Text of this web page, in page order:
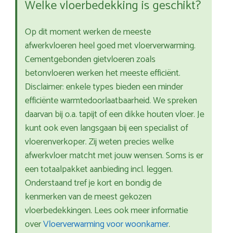
Welke vloerbedekking is geschikt?
Op dit moment werken de meeste
afwerkvloeren heel goed met vloerverwarming.
Cementgebonden gietvloeren zoals
betonvloeren werken het meeste efficiënt.
Disclaimer: enkele types bieden een minder
efficiënte warmtedoorlaatbaarheid. We spreken
daarvan bij o.a. tapijt of een dikke houten vloer. Je
kunt ook even langsgaan bij een specialist of
vloerenverkoper. Zij weten precies welke
afwerkvloer matcht met jouw wensen. Soms is er
een totaalpakket aanbieding incl. leggen.
Onderstaand tref je kort en bondig de
kenmerken van de meest gekozen
vloerbedekkingen. Lees ook meer informatie
overVloerverwarming voor woonkamer.